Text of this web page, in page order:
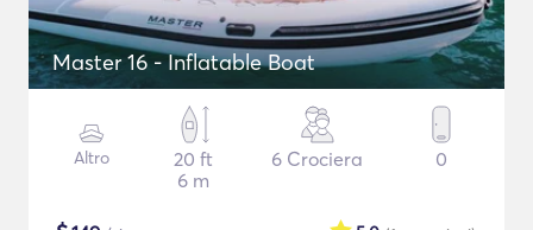
Master 16 - Inflatable Boat
Altro
20 ft
6 m
6 Crociera 0